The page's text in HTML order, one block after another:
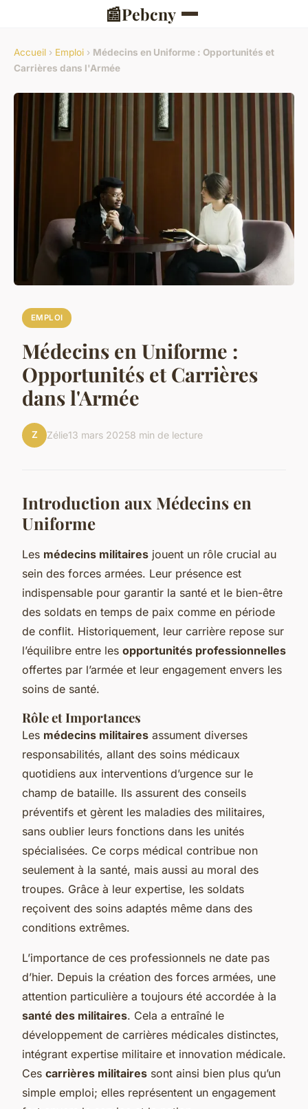
📰Pebcny
Accueil › Emploi › Médecins en Uniforme : Opportunités et
Carrières dans l'Armée
EMPLOI
Médecins en Uniforme :
Opportunités et Carrières
dans l'Armée
Z Zélie13 mars 20258 min de lecture
Introduction aux Médecins en
Uniforme
Les médecins militaires jouent un rôle crucial au
sein des forces armées. Leur présence est
indispensable pour garantir la santé et le bien-être
des soldats en temps de paix comme en période
de conflit. Historiquement, leur carrière repose sur
l’équilibre entre les opportunités professionnelles
offertes par l’armée et leur engagement envers les
soins de santé.
Rôle et Importances
Les médecins militaires assument diverses
responsabilités, allant des soins médicaux
quotidiens aux interventions d’urgence sur le
champ de bataille. Ils assurent des conseils
préventifs et gèrent les maladies des militaires,
sans oublier leurs fonctions dans les unités
spécialisées. Ce corps médical contribue non
seulement à la santé, mais aussi au moral des
troupes. Grâce à leur expertise, les soldats
reçoivent des soins adaptés même dans des
conditions extrêmes.
L’importance de ces professionnels ne date pas
d’hier. Depuis la création des forces armées, une
attention particulière a toujours été accordée à la
santé des militaires. Cela a entraîné le
développement de carrières médicales distinctes,
intégrant expertise militaire et innovation médicale.
Ces carrières militaires sont ainsi bien plus qu’un
simple emploi; elles représentent un engagement